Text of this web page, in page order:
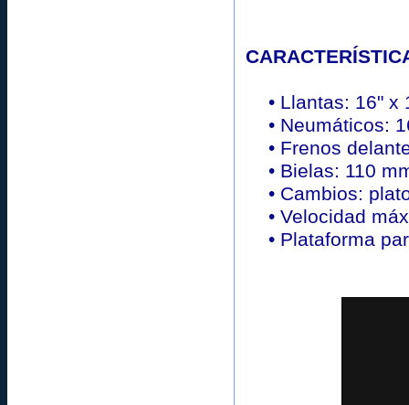
• Llantas: 16" x
• Neumáticos:
• Frenos
• Bielas: 110
• Cambios:
• Velocidad
• Plataforma